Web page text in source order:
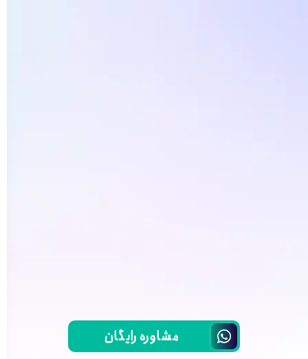
مشاوره رایگان